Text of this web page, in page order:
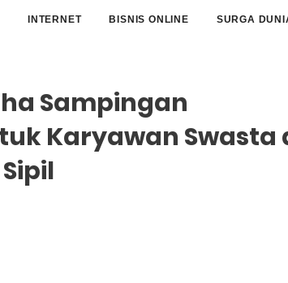
INTERNET BISNIS ONLINE SURGA
Sampingan
Karyawan Swasta